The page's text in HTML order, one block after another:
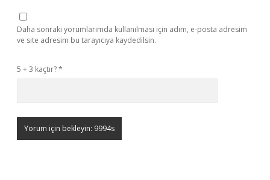
Daha sonraki yorumlarımda kullanılması için adım, e-posta adresim
ve site adresim bu tarayıcıya kaydedilsin.
5 + 3 kaçtır?*